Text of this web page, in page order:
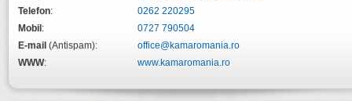
Telefon:
0262 220295
Mobil :
0727 790504
E-mail (Antispam):
office@kamaromania.ro
WWW: www.kamaromania.ro